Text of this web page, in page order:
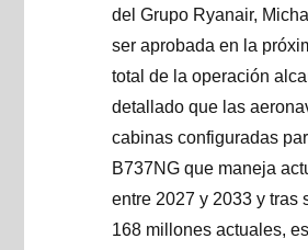
del Grupo Ryanair,
ser aprobada en la
total de la operación
detallado que las
cabinas configuradas
B737NG que maneja
entre 2027 y 2033 y tras
168 millones actuales,